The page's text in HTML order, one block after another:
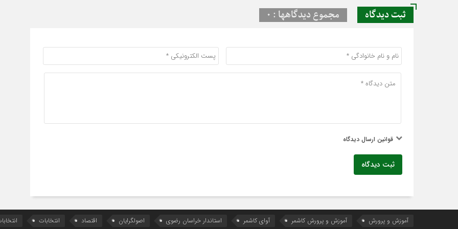
ثبت دیدگاه مجموع دیدگاهها : 0
قوانین ارسال دیدگاه
ثبت دیدگاه
آموزش و پرورش آموزش و پرورش کاشمر آوای کاشمر استاندار خراسان رضوی اصولگرایان اقتصاد انتخابات